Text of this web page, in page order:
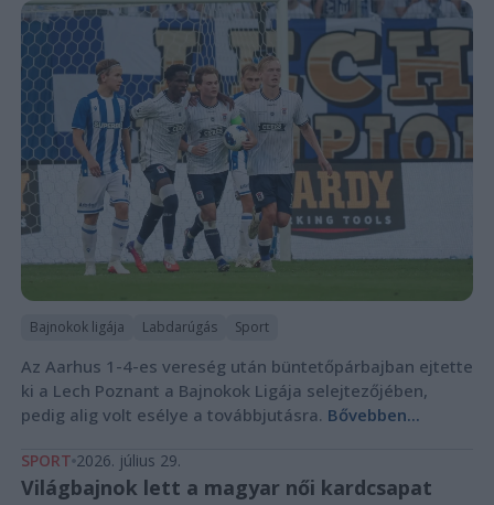
Bajnokok ligája Labdarúgás Sport
Az Aarhus 1-4-es vereség után büntetőpárbajban ejtette
ki a Lech Poznant a Bajnokok Ligája selejtezőjében,
pedig alig volt esélye a továbbjutásra. Bővebben...
SPORT 2026. július 29.
Világbajnok lett a magyar női kardcsapat